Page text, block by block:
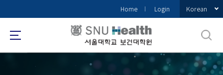
로
메
Home Login Korean